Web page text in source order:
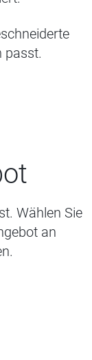
passt.
Wählen Sie
an